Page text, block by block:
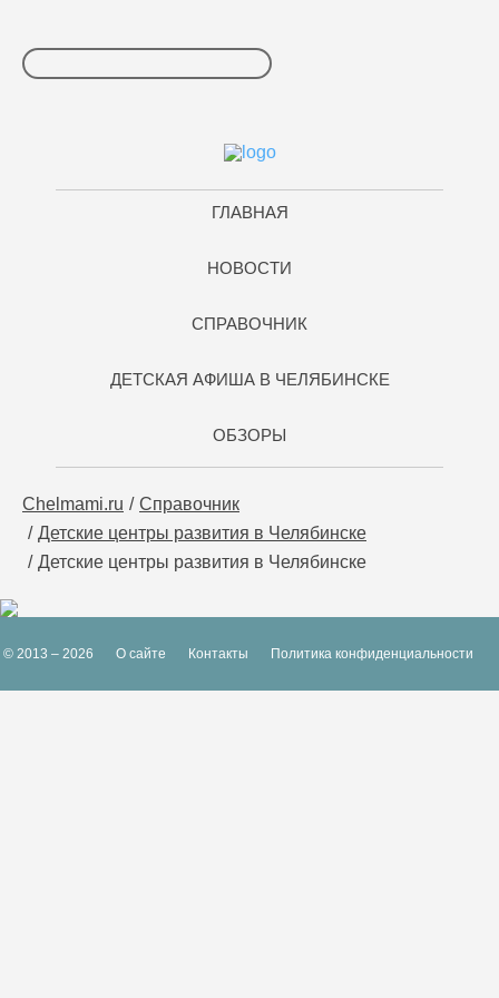
ГЛАВНАЯ
НОВОСТИ
СПРАВОЧНИК
ДЕТСКАЯ АФИША В ЧЕЛЯБИНСКЕ
ОБЗОРЫ
Chelmami.ru
Справочник
Детские центры развития в Челябинске
Детские центры развития в Челябинске
© 2013 – 2026 О сайте Контакты Политика конфиденциальности